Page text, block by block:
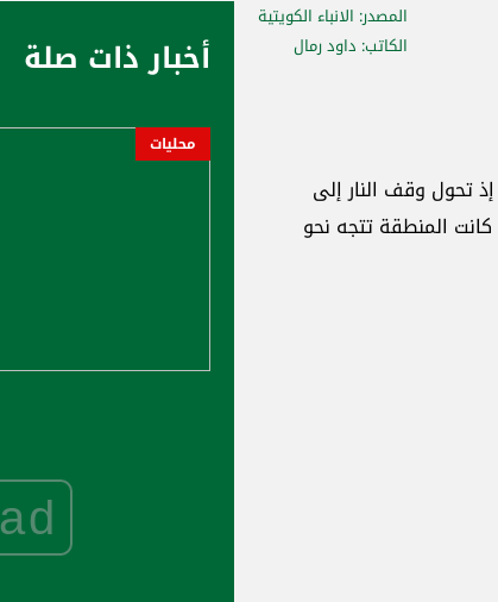
المصدر: الانباء الكويتية
الكاتب: داود رمال
تحول وقف النار إلى
المنطقة تتجه نحو
أخبار ذات صلة
محليات
ad